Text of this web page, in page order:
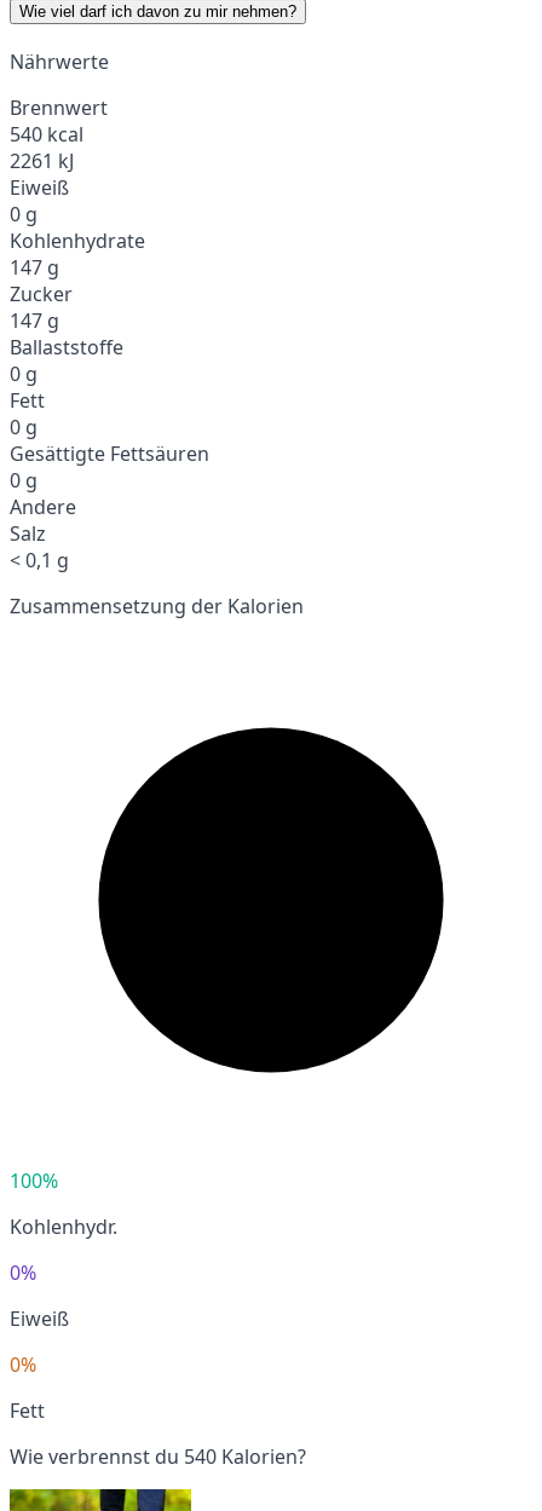
Wie viel darf ich davon zu mir nehmen?
Nährwerte
Brennwert
540 kcal
2261 kJ
Eiweiß
0 g
Kohlenhydrate
147 g
Zucker
147 g
Ballaststoffe
0 g
Fett
0 g
Gesättigte Fettsäuren
0 g
Andere
Salz
< 0,1 g
Zusammensetzung der Kalorien
100%
Kohlenhydr.
0%
Eiweiß
0%
Fett
Wie verbrennst du 540 Kalorien?